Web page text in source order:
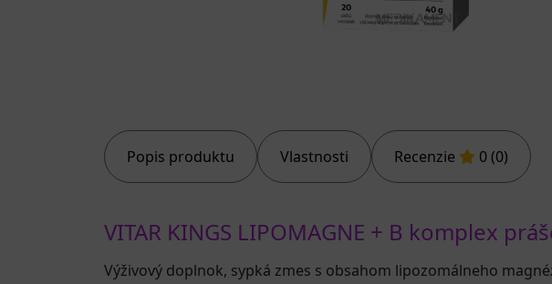
Popis produktu Vlastnosti Recenzie 0 (0)
VITAR KINGS LIPOMAGNE + B komplex
Výživový doplnok, sypká zmes s obsahom lipozomálneho